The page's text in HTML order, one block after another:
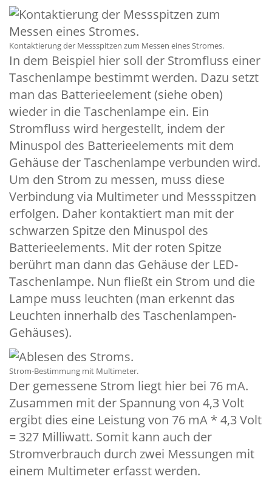
Kontaktierung der Messspitzen zum Messen eines Stromes.
In dem Beispiel hier soll der Stromfluss einer
Taschenlampe bestimmt werden. Dazu setzt
man das Batterieelement (siehe oben)
wieder in die Taschenlampe ein. Ein
Stromfluss wird hergestellt, indem der
Minuspol des Batterieelements mit dem
Gehäuse der Taschenlampe verbunden wird.
Um den Strom zu messen, muss diese
Verbindung via Multimeter und Messspitzen
erfolgen. Daher kontaktiert man mit der
schwarzen Spitze den Minuspol des
Batterieelements. Mit der roten Spitze
berührt man dann das Gehäuse der LED-
Taschenlampe. Nun fließt ein Strom und die
Lampe muss leuchten (man erkennt das
Leuchten innerhalb des Taschenlampen-
Gehäuses).
Strom-Bestimmung mit Multimeter.
Der gemessene Strom liegt hier bei 76 mA.
Zusammen mit der Spannung von 4,3 Volt
ergibt dies eine Leistung von 76 mA * 4,3 Volt
= 327 Milliwatt. Somit kann auch der
Stromverbrauch durch zwei Messungen mit
einem Multimeter erfasst werden.